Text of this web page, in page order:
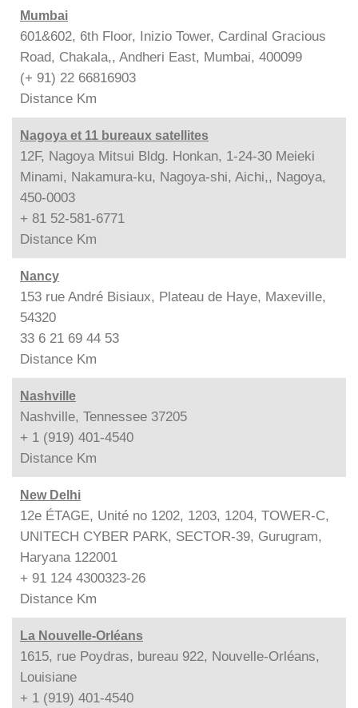
Mumbai
601&602, 6th Floor, Inizio Tower, Cardinal Gracious
Road, Chakala,, Andheri East, Mumbai, 400099
(+ 91) 22 66816903
Distance Km
Nagoya et 11 bureaux satellites
12F, Nagoya Mitsui Bldg. Honkan, 1-24-30 Meieki
Minami, Nakamura-ku, Nagoya-shi, Aichi,, Nagoya,
450-0003
+ 81 52-581-6771
Distance Km
Nancy
153 rue André Bisiaux, Plateau de Haye, Maxeville,
54320
33 6 21 69 44 53
Distance Km
Nashville
Nashville, Tennessee 37205
+ 1 (919) 401-4540
Distance Km
New Delhi
12e ÉTAGE, Unité no 1202, 1203, 1204, TOWER-C,
UNITECH CYBER PARK, SECTOR-39, Gurugram,
Haryana 122001
+ 91 124 4300323-26
Distance Km
La Nouvelle-Orléans
1615, rue Poydras, bureau 922, Nouvelle-Orléans,
Louisiane
+ 1 (919) 401-4540